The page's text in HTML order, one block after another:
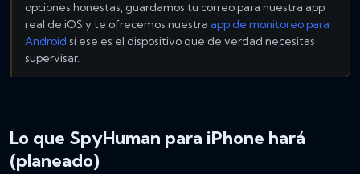
opciones honestas, guardamos tu correo para nuestra app
real de iOS y te ofrecemos nuestra app de monitoreo para
Android si ese es el dispositivo que de verdad necesitas
supervisar.
Lo que SpyHuman para iPhone hará
(planeado)